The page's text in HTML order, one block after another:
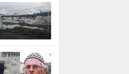
10 Kasım
Mesajı